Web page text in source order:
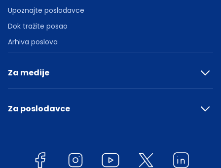
Upoznajte poslodavce
Dok tražite posao
Arhiva poslova
Za medije
Za poslodavce